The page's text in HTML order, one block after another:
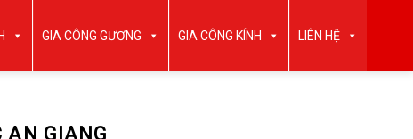
GIA CÔNG GƯƠNG GIA CÔNG KÍNH LIÊN HỆ
AN GIANG